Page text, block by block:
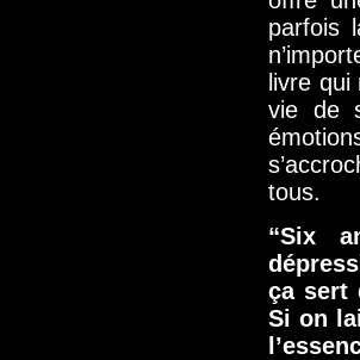
parfois
livre
vie de
tous.
“Six
ça sert
Si on